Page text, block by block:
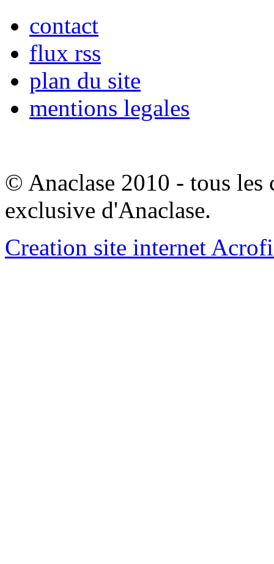
contact
flux rss
plan du site
mentions legales
© Anaclase 2010 - tous les
exclusive d'Anaclase.
Creation site internet